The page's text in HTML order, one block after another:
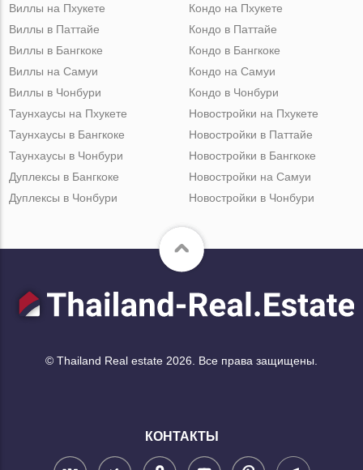
Виллы на Пхукете
Виллы в Паттайе
Виллы в Бангкоке
Виллы на Самуи
Виллы в Чонбури
Кондо на Пхукете
Кондо в Паттайе
Кондо в Бангкоке
Кондо на Самуи
Кондо в Чонбури
Таунхаусы на Пхукете
Таунхаусы в Бангкоке
Таунхаусы в Чонбури
Дуплексы в Бангкоке
Дуплексы в Чонбури
Новостройки на Пхукете
Новостройки в Паттайе
Новостройки в Бангкоке
Новостройки на Самуи
Новостройки в Чонбури
© Thailand Real estate 2026. Все права защищены.
КОНТАКТЫ